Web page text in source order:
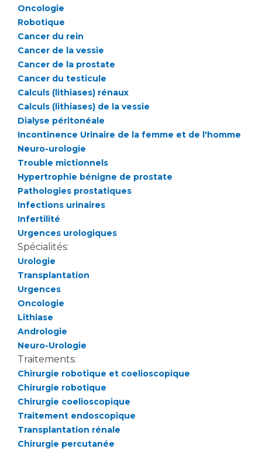
Qualité
Nos indicateurs qualité et de sécurité des soins
Protection des données
Sécurité
Les recherches en santé à l’AP-HM
Lieu de santé sans tabac
Documents utiles
Oncologie
Robotique
Cancer du rein
Cancer de la vessie
Cancer de la prostate
Cancer du testicule
Calculs (lithiases) rénaux
Calculs (lithiases) de la vessie
Dialyse péritonéale
Incontinence Urinaire de la femme et de l'homme
Neuro-urologie
Trouble mictionnels
Hypertrophie bénigne de prostate
Pathologies prostatiques
Infections urinaires
Infertilité
Urgences urologiques
Spécialités:
Urologie
Transplantation
Urgences
Oncologie
Lithiase
Andrologie
Neuro-Urologie
Traitements:
Chirurgie robotique et coelioscopique
Chirurgie robotique
Chirurgie coelioscopique
Traitement endoscopique
Transplantation rénale
Chirurgie percutanée